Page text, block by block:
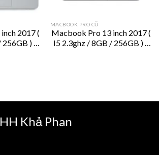
2017 (
) –
MACBOOK PRO CŨ
Macbook Pro 13 inch 2017 (
I5 2.3ghz / 8GB / 256GB ) –
Khả Phan